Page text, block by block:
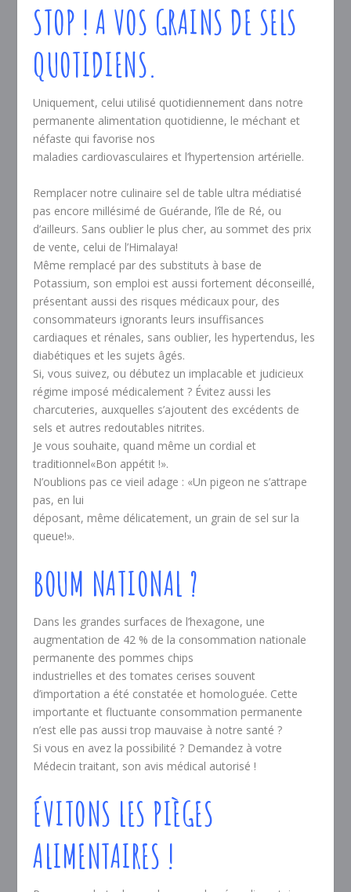
STOP ! A VOS GRAINS DE SELS
QUOTIDIENS.
Uniquement, celui utilisé quotidiennement dans notre
permanente alimentation quotidienne, le méchant et
néfaste qui favorise nos
maladies cardiovasculaires et l’hypertension artérielle.
Remplacer notre culinaire sel de table ultra médiatisé
pas encore millésimé de Guérande, l’île de Ré, ou
d’ailleurs. Sans oublier le plus cher, au sommet des prix
de vente, celui de l’Himalaya!
Même remplacé par des substituts à base de
Potassium, son emploi est aussi fortement déconseillé,
présentant aussi des risques médicaux pour, des
consommateurs ignorants leurs insuffisances
cardiaques et rénales, sans oublier, les hypertendus, les
diabétiques et les sujets âgés.
Si, vous suivez, ou débutez un implacable et judicieux
régime imposé médicalement ? Évitez aussi les
charcuteries, auxquelles s’ajoutent des excédents de
sels et autres redoutables nitrites.
Je vous souhaite, quand même un cordial et
traditionnel«Bon appétit !».
N’oublions pas ce vieil adage : «Un pigeon ne s’attrape
pas, en lui
déposant, même délicatement, un grain de sel sur la
queue!».
BOUM NATIONAL ?
Dans les grandes surfaces de l’hexagone, une
augmentation de 42 % de la consommation nationale
permanente des pommes chips
industrielles et des tomates cerises souvent
d’importation a été constatée et homologuée. Cette
importante et fluctuante consommation permanente
n’est elle pas aussi trop mauvaise à notre santé ?
Si vous en avez la possibilité ? Demandez à votre
Médecin traitant, son avis médical autorisé !
ÉVITONS LES PIÈGES
ALIMENTAIRES !